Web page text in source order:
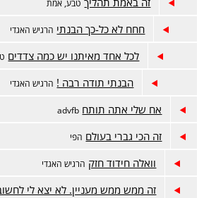
טבע, אמת
חחח לא כל-כך הבנתי הרגיש האגדי
לכל אחד מאיתנו יש כמה צדדים
הבנתי תודה רבה ! הרגיש האגדי
אח שלי אתה תותח advfb
זה הכי גברי בעולם הפי
וואלה חידוד חזק הרגיש האגדי
זה ממש ממש מעניין. לא יצא לי